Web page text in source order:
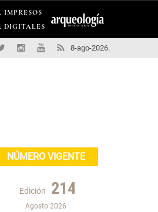
DIGITALES
8-ago-2026.
NÚMERO VIGENTE
Edición 214
Agosto 2026